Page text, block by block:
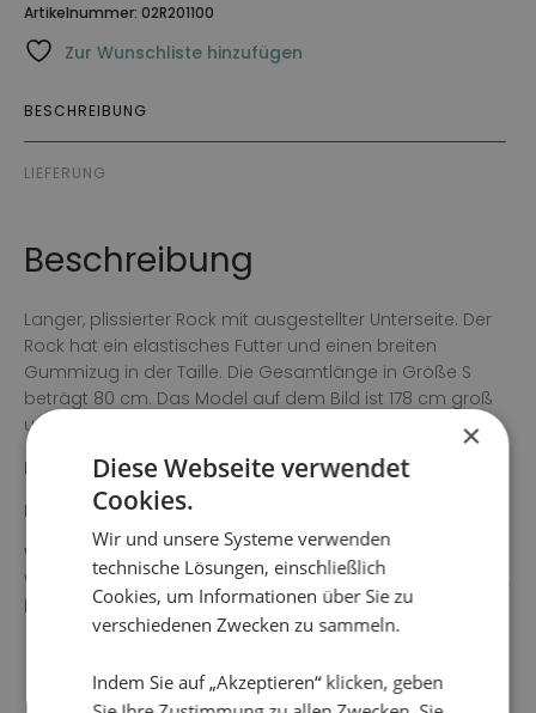
Artikelnummer: 02R201100
Zur Wunschliste hinzufügen
BESCHREIBUNG
LIEFERUNG
Beschreibung
Langer, plissierter Rock mit ausgestellter Unterseite. Der
Rock hat ein elastisches Futter und einen breiten
Gummizug in der Taille. Die Gesamtlänge in Größe S
beträgt 80 cm. Das Model auf dem Bild ist 178 cm groß
und trägt Größe Small.
Farbe: schwarz
Material: 100 % Polyester
Waschanleitung: 30 °C Feinwäsche, nicht im
Wäschetrockner trocknen, nicht einweichen, nicht bügeln,
keine Bleichmittel verwenden.
×
Diese Webseite verwendet
Cookies.
Wir und unsere Systeme verwenden
technische Lösungen, einschließlich
Cookies, um Informationen über Sie zu
verschiedenen Zwecken zu sammeln.
Indem Sie auf „Akzeptieren“ klicken, geben